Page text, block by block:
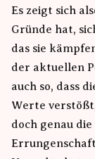
Es zeigt sich
Gründe hat,
das sie
der aktuellen
auch so, dass
Werte
doch genau